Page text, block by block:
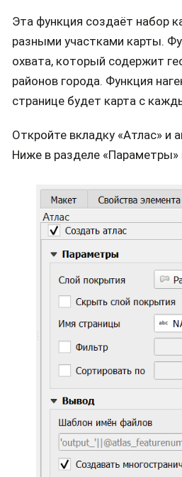
Эта функция создаёт набор
разными участками карты.
охвата, который содержит
районов города. Функция
странице будет карта с
Откройте вкладку «Атлас» и
Ниже в разделе